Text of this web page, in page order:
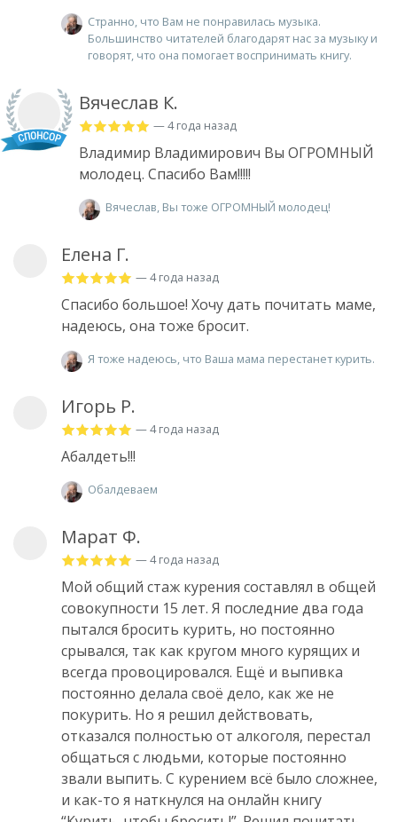
Странно, что Вам не понравилась музыка.
Большинство читателей благодарят нас за музыку и
говорят, что она помогает воспринимать книгу.
Вячеслав К.
— 4 года назад
Владимир Владимирович Вы ОГРОМНЫЙ
молодец. Спасибо Вам!!!!!
Вячеслав, Вы тоже ОГРОМНЫЙ молодец!
Елена Г.
— 4 года назад
Спасибо большое! Хочу дать почитать маме,
надеюсь, она тоже бросит.
Я тоже надеюсь, что Ваша мама перестанет курить.
Игорь Р.
— 4 года назад
Абалдеть!!!
Обалдеваем
Марат Ф.
— 4 года назад
Мой общий стаж курения составлял в общей
совокупности 15 лет. Я последние два года
пытался бросить курить, но постоянно
срывался, так как кругом много курящих и
всегда провоцировался. Ещё и выпивка
постоянно делала своё дело, как же не
покурить. Но я решил действовать,
отказался полностью от алкоголя, перестал
общаться с людьми, которые постоянно
звали выпить. С курением всё было сложнее,
и как-то я наткнулся на онлайн книгу